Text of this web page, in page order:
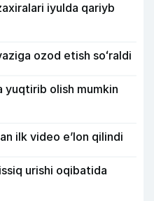
iyulda qariyb
ozod etish soʻraldi
yuqtirib olish mumkin
ilk video e’lon qilindi
urishi oqibatida